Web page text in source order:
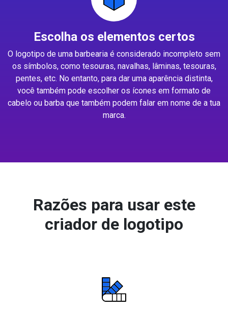
Escolha os elementos certos
O logotipo de uma barbearia é considerado incompleto sem
os símbolos, como tesouras, navalhas, lâminas, tesouras,
pentes, etc. No entanto, para dar uma aparência distinta,
você também pode escolher os ícones em formato de
cabelo ou barba que também podem falar em nome de a tua
marca.
Razões para usar este
criador de logotipo